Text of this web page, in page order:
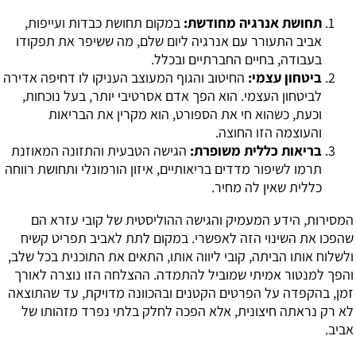
תחושת אנרגיה מחודשת: במקום תחושת כבדות ועייפות,
אביב התעורר עם אנרגיה ליום שלם, מה ששיפר את תפקודו
בעבודה, בחיים החברתיים ובכלל.
ביטחון עצמי: החיטוב והגוף המעוצב העניקו לו דחיפה אדירה
לביטחון העצמי. הוא הפך אדם אסרטיבי יותר, בעל נוכחות,
וכעת, כשהוא חי את הספורט, הוא מקרין את הבריאות
והעוצמה הזו החוצה.
בריאות כללית משופרת: הגישה הטבעית והתזונה המאוזנת
תרמו לשיפור מדדים בריאותיים, איזון הורמונלי ותחושת רווחה
כללית שאין לה מחיר.
המסירות, הידע המעמיק והגישה ההוליסטית של קובי עזרא הם
שהפכו את השינוי הזה לאפשרי. במקום לתת לאביב תפריט קשיח
ולשלוח אותו הביתה, קובי ליווה אותו, התאים את התוכנית בכל שלב,
והפך למנטור אמיתי שמוביל להתמדה. ההצלחה הזו נוצרה לאורך
זמן, בהקפדה על הפרטים הקטנים ובהכוונה מדויקת, עד שהתוצאה
לא רק נראתה חיצונית, אלא הפכה לחלק בלתי נפרד מזהותו של
אביב.